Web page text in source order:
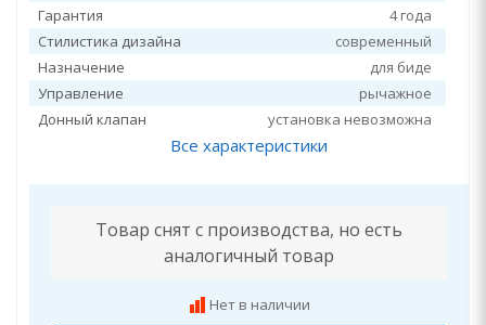
Гарантия
4 года
Стилистика дизайна
современный
Назначение
для биде
Управление
рычажное
Донный клапан
установка невозможна
Все характеристики
Товар снят с производства, но есть
аналогичный товар
Нет в наличии